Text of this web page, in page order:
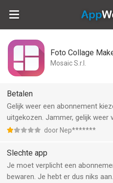
Foto Collage
Mosaic S.r.l.
Betalen
Gelijk weer een abonnement
uitgekozen. Jammer, gelijk weer
door Nep*******
Slechte app
Je moet verplicht een
bewaren. Je hebt er dus niks